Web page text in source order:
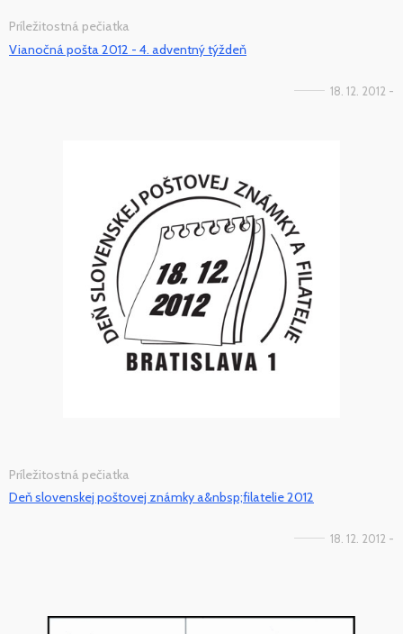
Príležitostná pečiatka
Vianočná pošta 2012 - 4. adventný týždeň
18. 12. 2012 -
Príležitostná pečiatka
Deň slovenskej poštovej známky a&nbsp;filatelie 2012
18. 12. 2012 -